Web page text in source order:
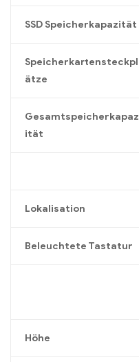
SSD Speicherkapazität
Speicherkartensteckpl
ätze
Gesamtspeicherkapaz
ität
Lokalisation
Beleuchtete Tastatur
Höhe